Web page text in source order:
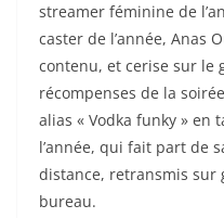
streamer féminine de
caster de l’année, Anas
contenu, et cerise sur le
récompenses de la
alias « Vodka funky » en
l’année, qui fait part de
distance, retransmis sur
bureau.